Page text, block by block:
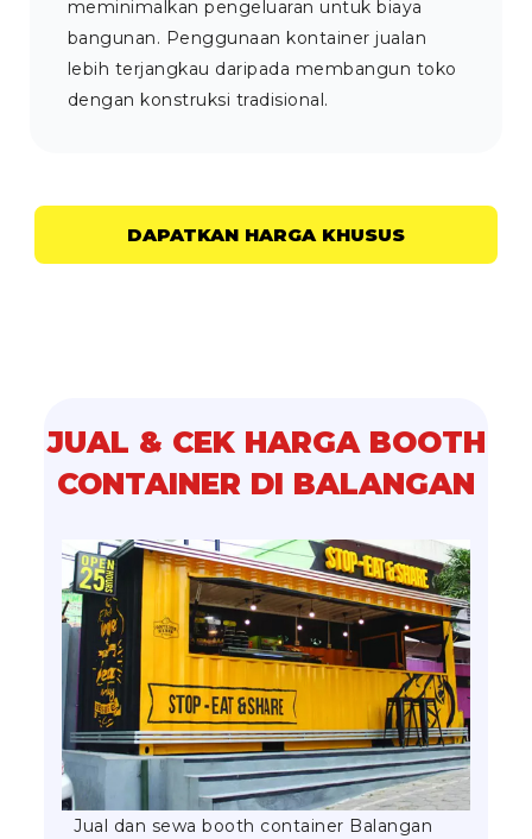
meminimalkan pengeluaran untuk biaya
bangunan. Penggunaan kontainer jualan
lebih terjangkau daripada membangun toko
dengan konstruksi tradisional.
DAPATKAN HARGA KHUSUS
JUAL & CEK HARGA BOOTH
CONTAINER DI BALANGAN
Jual dan sewa booth container Balangan